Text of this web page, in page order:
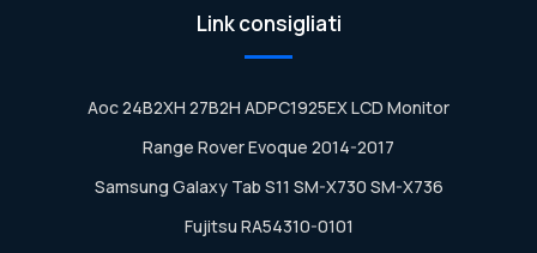
Link consigliati
Aoc 24B2XH 27B2H ADPC1925EX LCD Monitor
Range Rover Evoque 2014-2017
Samsung Galaxy Tab S11 SM-X730 SM-X736
Fujitsu RA54310-0101